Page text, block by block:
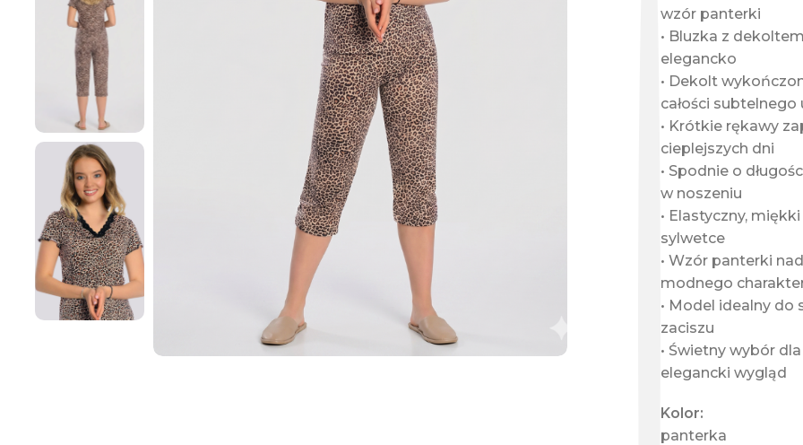
wzór panterki
• Bluzka z
elegancko
• Dekolt
całości subtelnego
• Krótkie rękawy
cieplejszych dni
• Spodnie o
w noszeniu
• Elastyczny,
sylwetce
• Wzór panterki
modnego
• Model idealny
zaciszu
• Świetny wybór
elegancki wygląd
Kolor:
panterka